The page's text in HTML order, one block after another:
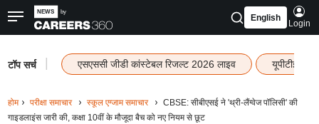
English
Login
टॉप सर्च एसएससी जीडी कांस्टेबल रिजल्ट 2026 लाइव यूपीटीईटी
होम परीक्षा समाचार स्कूल एग्जाम समाचार
CBSE: सीबीएसई ने 'थ्री-लैंग्वेज पॉलिसी' की
गाइडलाइंस जारी की, कक्षा 10वीं के मौजूदा बैच को नए नियम से छूट